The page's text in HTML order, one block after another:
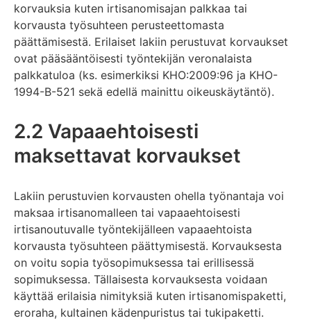
korvauksia kuten irtisanomisajan palkkaa tai
korvausta työsuhteen perusteettomasta
päättämisestä. Erilaiset lakiin perustuvat korvaukset
ovat pääsääntöisesti työntekijän veronalaista
palkkatuloa (ks. esimerkiksi KHO:2009:96 ja KHO-
1994-B-521 sekä edellä mainittu oikeuskäytäntö).
2.2 Vapaaehtoisesti
maksettavat korvaukset
Lakiin perustuvien korvausten ohella työnantaja voi
maksaa irtisanomalleen tai vapaaehtoisesti
irtisanoutuvalle työntekijälleen vapaaehtoista
korvausta työsuhteen päättymisestä. Korvauksesta
on voitu sopia työsopimuksessa tai erillisessä
sopimuksessa. Tällaisesta korvauksesta voidaan
käyttää erilaisia nimityksiä kuten irtisanomispaketti,
eroraha, kultainen kädenpuristus tai tukipaketti.